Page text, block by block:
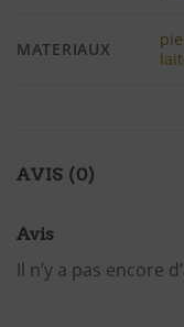
MATERIAUX
AVIS (0)
Avis
Il n’y a pas encore